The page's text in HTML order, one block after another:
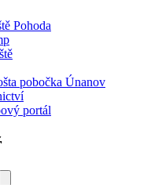
Pohoda
pobočka Únanov
portál